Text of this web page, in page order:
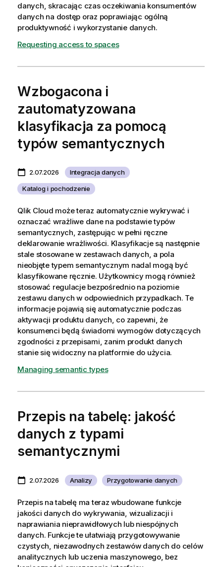
danych, skracając czas oczekiwania konsumentów
danych na dostęp oraz poprawiając ogólną
produktywność i wykorzystanie danych.
Requesting access to spaces
Wzbogacona i
zautomatyzowana
klasyfikacja za pomocą
typów semantycznych
2.07.2026 Integracja danych
Katalog i pochodzenie
Qlik Cloud może teraz automatycznie wykrywać i
oznaczać wrażliwe dane na podstawie typów
semantycznych, zastępując w pełni ręczne
deklarowanie wrażliwości. Klasyfikacje są następnie
stale stosowane w zestawach danych, a pola
nieobjęte typem semantycznym nadal mogą być
klasyfikowane ręcznie. Użytkownicy mogą również
stosować regulacje bezpośrednio na poziomie
zestawu danych w odpowiednich przypadkach. Te
informacje pojawią się automatycznie podczas
aktywacji produktu danych, co zapewni, że
konsumenci będą świadomi wymogów dotyczących
zgodności z przepisami, zanim produkt danych
stanie się widoczny na platformie do użycia.
Managing semantic types
Przepis na tabelę: jakość
danych z typami
semantycznymi
2.07.2026 Analizy Przygotowanie danych
Przepis na tabelę ma teraz wbudowane funkcje
jakości danych do wykrywania, wizualizacji i
naprawiania nieprawidłowych lub niespójnych
danych. Funkcje te ułatwiają przygotowywanie
czystych, niezawodnych zestawów danych do celów
analitycznych lub uczenia maszynowego, bez